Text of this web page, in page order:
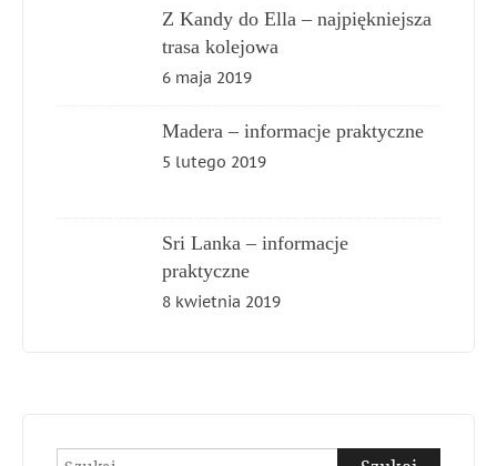
Z Kandy do Ella – najpiękniejsza
trasa kolejowa
6 maja 2019
Madera – informacje praktyczne
5 lutego 2019
Sri Lanka – informacje
praktyczne
8 kwietnia 2019
Szukaj: